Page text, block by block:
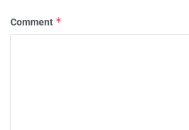
Comment *